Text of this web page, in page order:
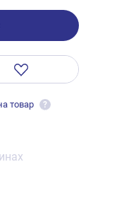
товар ?